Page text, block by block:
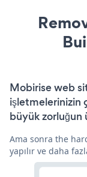
Mobirise web
işletmelerinizin
büyük
Ama sonra the
yapılır ve daha